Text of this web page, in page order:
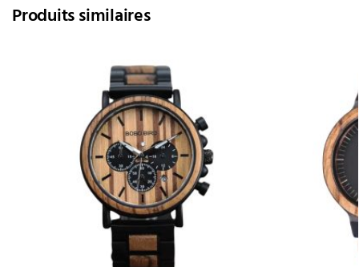
Produits similaires